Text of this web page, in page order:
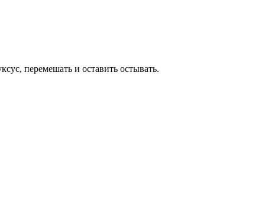
перемешать и оставить остывать.